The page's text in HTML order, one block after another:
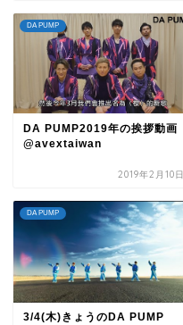
DA PUMP
DA PUMP2019年の挨拶動画
@avextaiwan
2019年2月10日
DA PUMP
3/4(木)きょうのDA PUMP